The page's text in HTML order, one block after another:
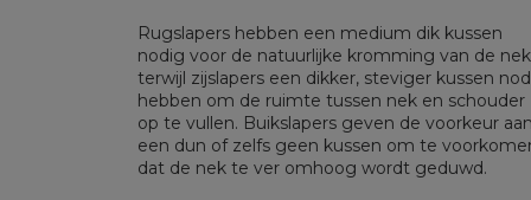
Rugslapers hebben een medium dik kussen
nodig voor de natuurlijke kromming van de
terwijl zijslapers een dikker, steviger kussen
hebben om de ruimte tussen nek en schouder
op te vullen. Buikslapers geven de voorkeur
een dun of zelfs geen kussen om te
dat de nek te ver omhoog wordt geduwd.